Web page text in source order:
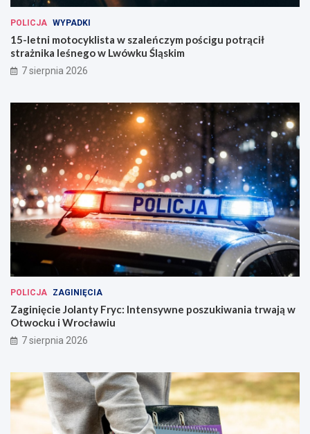
POLICJA WYPADKI
15-letni motocyklista w szaleńczym pościgu potrącił
strażnika leśnego w Lwówku Śląskim
7 sierpnia 2026
POLICJA ZAGINIĘCIA
Zaginięcie Jolanty Fryc: Intensywne poszukiwania trwają w
Otwocku i Wrocławiu
7 sierpnia 2026